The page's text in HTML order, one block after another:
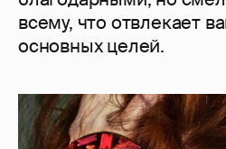
всему, что отвлекает
основных целей.